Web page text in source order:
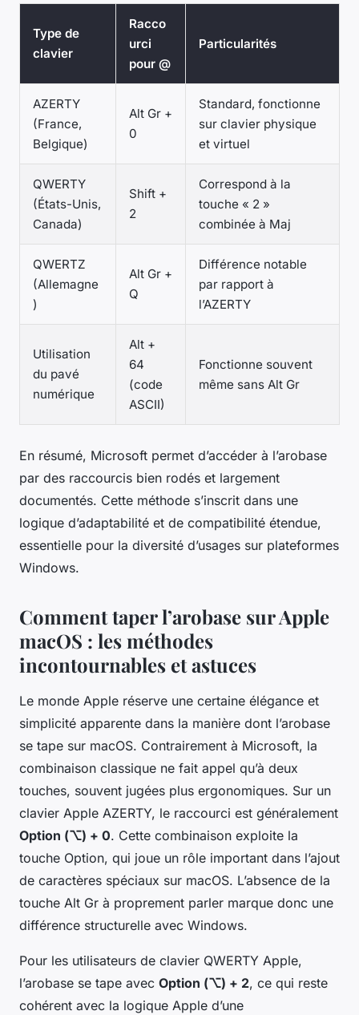
Type de
clavier
Racco
urci
pour @
Particularités
AZERTY
(France,
Belgique)
Alt Gr +
0
Standard, fonctionne
sur clavier physique
et virtuel
QWERTY
(États-Unis,
Canada)
Shift +
2
Correspond à la
touche « 2 »
combinée à Maj
QWERTZ
(Allemagne
)
Alt Gr +
Q
Différence notable
par rapport à
l’AZERTY
Utilisation
du pavé
numérique
Alt +
64
(code
ASCII)
Fonctionne souvent
même sans Alt Gr
En résumé, Microsoft permet d’accéder à l’arobase
par des raccourcis bien rodés et largement
documentés. Cette méthode s’inscrit dans une
logique d’adaptabilité et de compatibilité étendue,
essentielle pour la diversité d’usages sur plateformes
Windows.
Comment taper l’arobase sur Apple
macOS : les méthodes
incontournables et astuces
Le monde Apple réserve une certaine élégance et
simplicité apparente dans la manière dont l’arobase
se tape sur macOS. Contrairement à Microsoft, la
combinaison classique ne fait appel qu’à deux
touches, souvent jugées plus ergonomiques. Sur un
clavier Apple AZERTY, le raccourci est généralement
Option (⌥) + 0. Cette combinaison exploite la
touche Option, qui joue un rôle important dans l’ajout
de caractères spéciaux sur macOS. L’absence de la
touche Alt Gr à proprement parler marque donc une
différence structurelle avec Windows.
Pour les utilisateurs de clavier QWERTY Apple,
l’arobase se tape avec Option (⌥) + 2, ce qui reste
cohérent avec la logique Apple d’une